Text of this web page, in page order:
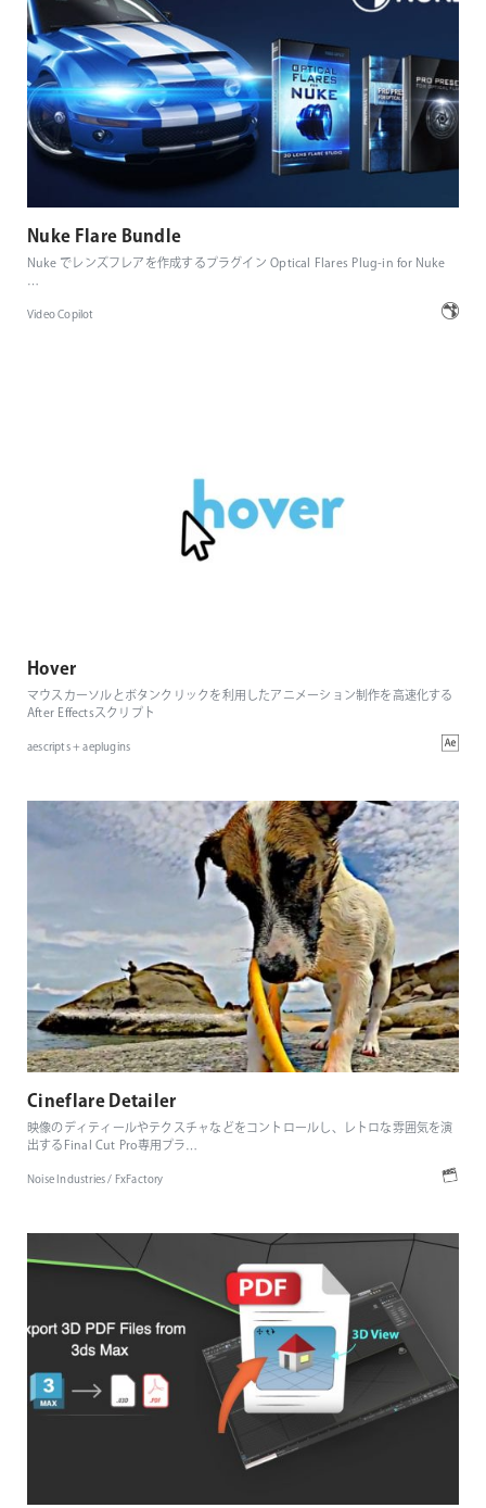
Nuke Flare Bundle
Nuke でレンズフレアを作成するプラグイン Optical Flares Plug-in for Nuke
…
Video Copilot
Hover
マウスカーソルとボタンクリックを利用したアニメーション制作を高速化する
After Effectsスクリプト
aescripts + aeplugins
Cineflare Detailer
映像のディティールやテクスチャなどをコントロールし、レトロな雰囲気を演
出するFinal Cut Pro専用プラ…
Noise Industries / FxFactory